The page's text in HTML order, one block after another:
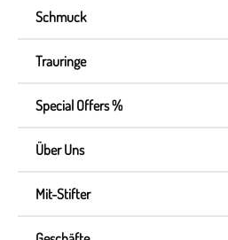
Schmuck
Trauringe
Special Offers %
Über Uns
Mit-Stifter